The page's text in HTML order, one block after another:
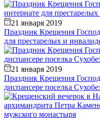
21 января 2019
Праздник Крещения
для престарелых и
21 января 2019
Праздник Крещения
диспансере поселка